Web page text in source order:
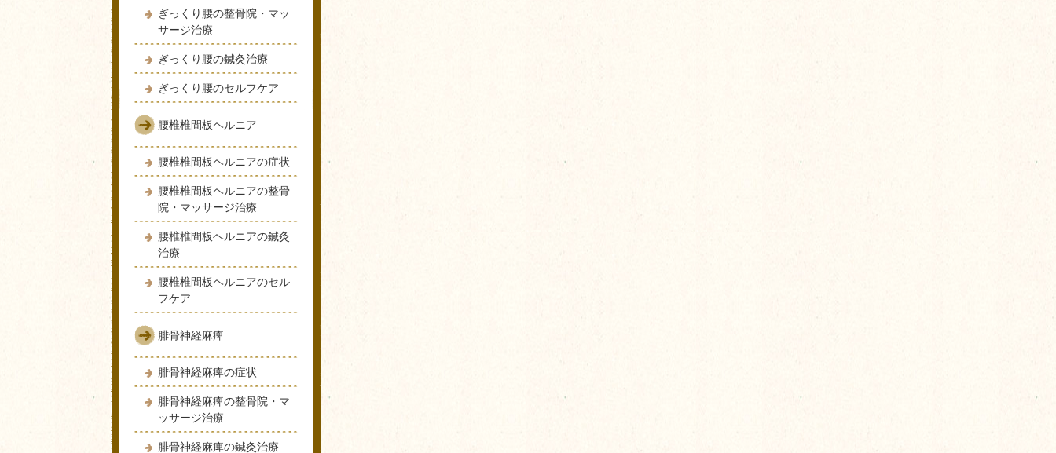
ぎっくり腰の整骨院・マッ
サージ治療
ぎっくり腰の鍼灸治療
ぎっくり腰のセルフケア
腰椎椎間板ヘルニア
腰椎椎間板ヘルニアの症状
腰椎椎間板ヘルニアの整骨
院・マッサージ治療
腰椎椎間板ヘルニアの鍼灸
治療
腰椎椎間板ヘルニアのセル
フケア
腓骨神経麻痺
腓骨神経麻痺の症状
腓骨神経麻痺の整骨院・マ
ッサージ治療
腓骨神経麻痺の鍼灸治療